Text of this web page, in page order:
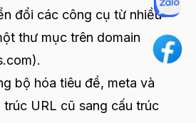
đổi các công cụ từ nhiều
thư mục trên domain
).
bộ hóa tiêu đề, meta và
trúc URL cũ sang cấu trúc